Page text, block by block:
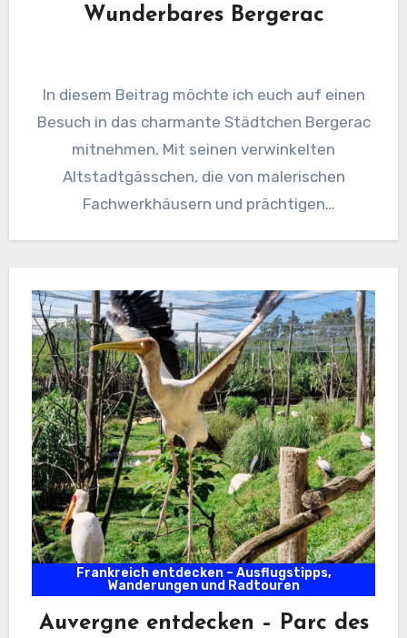
Wunderbares Bergerac
In diesem Beitrag möchte ich euch auf einen
Besuch in das charmante Städtchen Bergerac
mitnehmen. Mit seinen verwinkelten
Altstadtgässchen, die von malerischen
Fachwerkhäusern und prächtigen
Frankreich entdecken – Ausflugstipps,
Wanderungen und Radtouren
Auvergne entdecken – Parc des